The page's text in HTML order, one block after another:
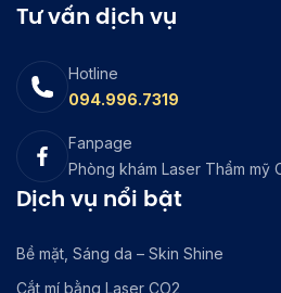
Tư vấn dịch vụ
Hotline
094.996.7319
Fanpage
Phòng khám Laser Thẩm mỹ
Dịch vụ nổi bật
Bề mặt, Sáng da – Skin Shine
Cắt mí bằng Laser CO2